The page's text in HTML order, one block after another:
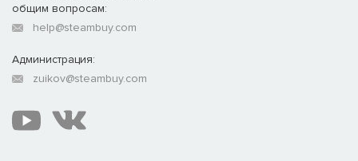
общим вопросам:
help@steambuy.com
Администрация:
zuikov@steambuy.com